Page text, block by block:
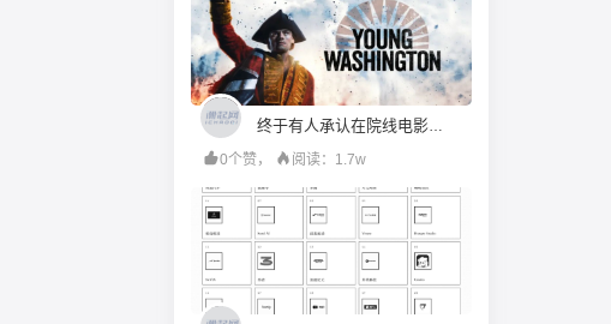
终于有人承认在院线电影里用 AI 了，未来的电影，还有“含 AI 量”为零的可能吗？
0个赞，
阅读：1.7w